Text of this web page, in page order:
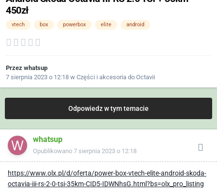
450zł
vtech box powerbox elite android
Przez whatsup
7 sierpnia 2023 o 12:18 w Części i akcesoria do Octavii
Odpowiedz w tym temacie
whatsup
Opublikowano 7 sierpnia 2023 o 12:18
https://www.olx.pl/d/oferta/power-box-vtech-elite-android-skoda-
octavia-iii-rs-2-0-tsi-35km-CID5-IDWNhsG.html?bs=olx_pro_listing